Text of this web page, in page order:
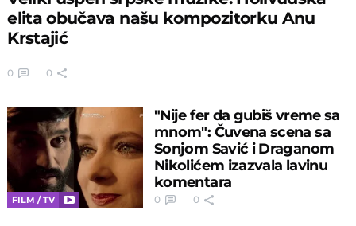
elita obučava našu kompozitorku Anu
Krstajić
0 0
FILM / TV
"Nije fer da gubiš vreme sa
mnom": Čuvena scena sa
Sonjom Savić i Draganom
Nikolićem izazvala lavinu
komentara
0 0